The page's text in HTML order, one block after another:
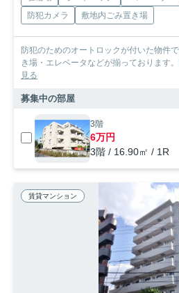
防犯カメラ
敷地内ごみ置き場
防犯のためのオートロックが付いた物件
き場・エレベータなどが揃っております
見る
募集中の部屋
3階
6万円
3階 / 16.90㎡ / 1R
賃貸マンション